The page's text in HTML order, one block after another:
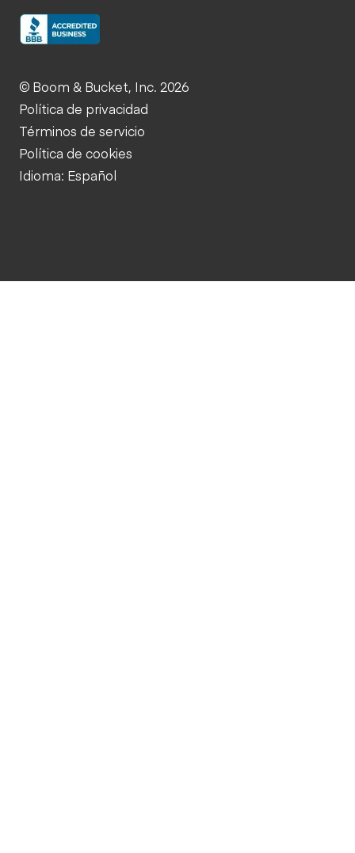
© Boom & Bucket, Inc. 2026
Política de privacidad
Términos de servicio
Política de cookies
Idioma: Español